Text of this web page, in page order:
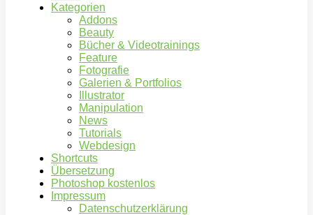
Kategorien
Addons
Beauty
Bücher & Videotrainings
Feature
Fotografie
Galerien & Portfolios
Illustrator
Manipulation
News
Tutorials
Webdesign
Shortcuts
Übersetzung
Photoshop kostenlos
Impressum
Datenschutzerklärung